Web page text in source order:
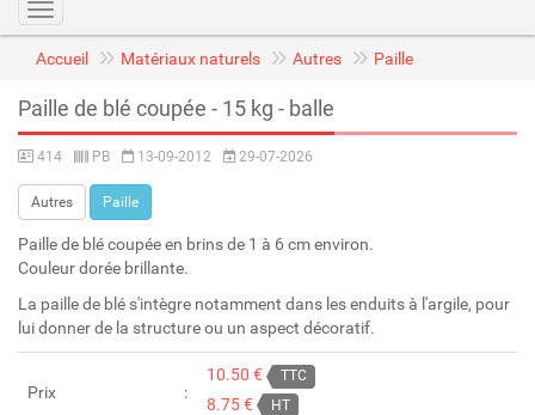
Toggle navigation
Accueil Matériaux naturels Autres Paille
Paille de blé coupée - 15 kg - balle
414 PB 13-09-2012 29-07-2026
Autres Paille
Paille de blé coupée en brins de 1 à 6 cm environ.
Couleur dorée brillante.
La paille de blé s'intègre notamment dans les enduits à l'argile, pour
lui donner de la structure ou un aspect décoratif.
Prix
10.50 € TTC
8.75 € HT